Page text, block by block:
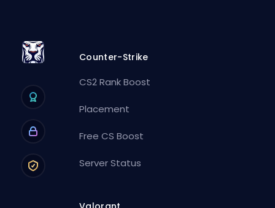
Counter-Strike
CS2 Rank Boost
Placement
Free CS Boost
Server Status